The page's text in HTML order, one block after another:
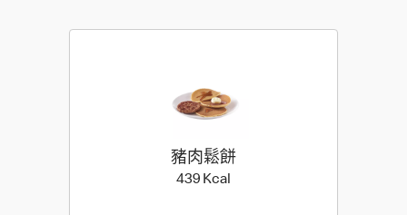
豬肉鬆餅
439 Kcal